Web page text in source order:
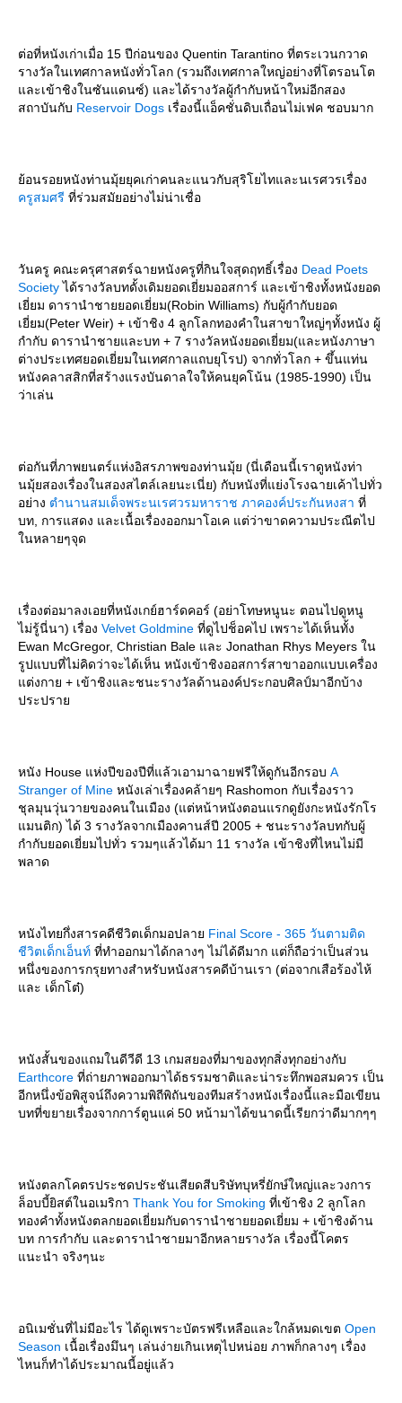
ต่อที่หนังเก่าเมื่อ 15 ปีก่อนของ Quentin Tarantino ที่ตระเวนกวาด
รางวัลในเทศกาลหนังทั่วโลก (รวมถึงเทศกาลใหญ่อย่างที่โตรอนโต
ละเข้าชิงในซันแดนซ์) และได้รางวัลผู้กำกับหน้าใหม่อีกสอง
สถาบันกับ Reservoir Dogs เรื่องนี้แอ็คชั่นดิบเถื่อนไม่เฟค ชอบมาก
้อนรอยหนังท่านมุ้ยยุคเก่าคนละแนวกับสุริโยไทและนเรศวรเรื่อง
ครูสมศรี ที่ร่วมสมัยอย่างไม่น่าเชื่อ
วันครู คณะครุศาสตร์ฉายหนังครูที่กินใจสุดฤทธิ์เรื่อง Dead Poets
Societyได้รางวัลบทดั้งเดิมยอดเยี่ยมออสการ์ และเข้าชิงทั้งหนังยอด
เยี่ยม ดารานำชายยอดเยี่ยม(Robin Williams) กับผู้กำกับยอด
เยี่ยม(Peter Weir) + เข้าชิง 4 ลูกโลกทองคำในสาขาใหญ่ๆทั้งหนัง ผู้
กำกับ ดารานำชายและบท + 7 รางวัลหนังยอดเยี่ยม(และหนังภาษา
ต่างประเทศยอดเยี่ยมในเทศกาลแถบยุโรป) จากทั่วโลก + ขึ้นแท่น
หนังคลาสสิกที่สร้างแรงบันดาลใจให้คนยุคโน้น (1985-1990) เป็น
ว่าเล่น
ต่อกันที่ภาพยนตร์แห่งอิสรภาพของท่านมุ้ย (นี่เดือนนี้เราดูหนังท่า
นมุ้ยสองเรื่องในสองสไตล์เลยนะเนี่ย) กับหนังที่แย่งโรงฉายเค้าไปทั่ว
อย่าง ตำนานสมเด็จพระนเรศวรมหาราช ภาคองค์ประกันหงสา ที่
บท, การแสดง และเนื้อเรื่องออกมาโอเค แต่ว่าขาดความประณีตไป
นหลายๆจุด
เรื่องต่อมาลงเอยที่หนังเกย์ฮาร์ดคอร์ (อย่าโทษหนูนะ ตอนไปดูหนู
ไม่รู้นี่นา) เรื่อง Velvet Goldmine ที่ดูไปช็อคไป เพราะได้เห็นทั้ง
Ewan McGregor, Christian Bale และ Jonathan Rhys Meyers ใน
รูปแบบที่ไม่คิดว่าจะได้เห็น หนังเข้าชิงออสการ์สาขาออกแบบเครื่อง
ต่งกาย + เข้าชิงและชนะรางวัลด้านองค์ประกอบศิลป์มาอีกบ้าง
ประปรา
หนัง House แห่งปีของปีที่แล้วเอามาฉายฟรีให้ดูกันอีกรอบ A
Stranger of Mine หนังเล่าเรื่องคล้ายๆ Rashomon กับเรื่องราว
ชุลมุนวุ่นวายของคนในเมือง (แต่หน้าหนังตอนแรกดูยังกะหนังรักโร
มนติก) ได้ 3 รางวัลจากเมืองคานส์ปี 2005 + ชนะรางวัลบทกับผู้
กำกับยอดเยี่ยมไปทั่ว รวมๆแล้วได้มา 11 รางวัล เข้าชิงที่ไหนไม่มี
พลาด
หนังไทยกึ่งสารคดีชีวิตเด็กมอปลา Final Score - 365 วันตามติด
ชีวิตเด็กเอ็นท์ ที่ทำออกมาได้กลางๆ ไม่ได้ดีมาก แต่ก็ถือว่าเป็นส่วน
หนึ่งของการกรุยทางสำหรับหนังสารคดีบ้านเรา (ต่อจากเสือร้องไห้
ละ เด็กโต๋)
หนังสั้นของแถมในดีวีดี 13 เกมสยองที่มาของทุกสิ่งทุกอย่างกับ
Earthcore ที่ถ่ายภาพออกมาได้ธรรมชาติและน่าระทึกพอสมควร เป็น
อีกหนึ่งข้อพิสูจน์ถึงความพิถีพิถันของทีมสร้างหนังเรื่องนี้และมือเขียน
บทที่ขยายเรื่องจากการ์ตูนแค่ 50 หน้ามาได้ขนาดนี้เรียกว่าดีมากๆๆ
หนังตลกโคตรประชดประชันเสียดสีบริษัทบุหรี่ยักษ์ใหญ่และวงการ
ล็อบบี้ยิสต์ในอเมริกา Thank You for Smoking ที่เข้าชิง 2 ลูกโลก
ทองคำทั้งหนังตลกยอดเยี่ยมกับดารานำชายยอดเยี่ยม + เข้าชิงด้าน
บท การกำกับ และดารานำชายมาอีกหลายรางวัล เรื่องนี้โคตร
นะนำ จริงๆนะ
อนิเมชั่นที่ไม่มีอะไร ได้ดูเพราะบัตรฟรีเหลือและใกล้หมดเขต Open
Season เนื้อเรื่องมึนๆ เล่นง่ายเกินเหตุไปหน่อย ภาพก็กลางๆ เรื่อง
ไหนก็ทำได้ประมาณนี้อยู่แล้ว